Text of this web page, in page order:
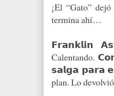
¡El “Gato”
termina ahí…
𝗙𝗿𝗮𝗻𝗸𝗹𝗶𝗻
Calentando.
𝘀𝗮𝗹𝗴𝗮 𝗽𝗮𝗿𝗮
plan. Lo